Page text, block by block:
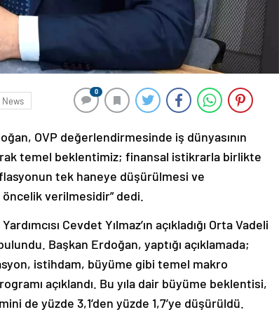
News
0
OVP değerlendirmesinde iş dünyasının
temel beklentimiz; finansal istikrarla birlikte
tek haneye düşürülmesi ve
verilmesidir” dedi.
Cevdet Yılmaz’ın açıkladığı Orta Vadeli
Başkan Erdoğan, yaptığı açıklamada;
istihdam, büyüme gibi temel makro
açıklandı. Bu yıla dair büyüme beklentisi,
de yüzde 3,1’den yüzde 1,7’ye düşürüldü.